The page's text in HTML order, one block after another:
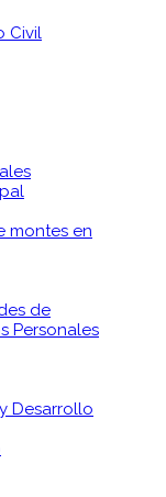
Civil
montes en
de
Personales
Desarrollo